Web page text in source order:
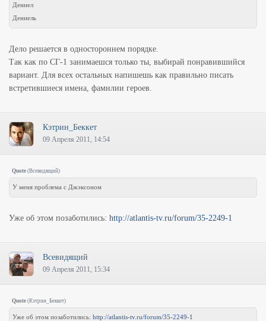
Дениел
Дениель
Дело решается в одностороннем порядке.
Так как по СГ-1 занимаешся только ты, выбирай понравившийся
вариант. Для всех остальных напишешь как правильно писать
встретившиеся имена, фамилии героев.
Кэтрин_Беккет
09 Апреля 2011, 14:54
Quote (Всевидящий)
У меня проблема с Джэксоном
Уже об этом позаботились: http://atlantis-tv.ru/forum/35-2249-1
Всевидящий
09 Апреля 2011, 15:34
Quote (Кэтрин_Беккет)
Уже об этом позаботились: http://atlantis-tv.ru/forum/35-2249-1